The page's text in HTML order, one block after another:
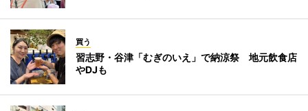
買う
習志野・谷津「むぎのいえ」で納涼祭 地元飲食店
やDJも